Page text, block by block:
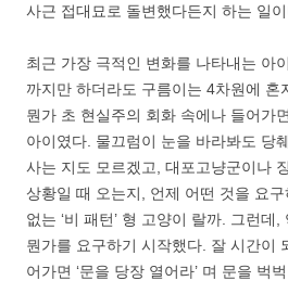
사근 접대묘로 돌변했다든지 하는 일이
최근 가장 극적인 변화를 나타내는 아
까지만 하더라도 구름이는 4차원에 혼
뭔가 초 현실주의 회화 속에나 들어가
아이였다. 물끄럼이 눈을 바라봐도 당
사는 지도 모르겠고, 대포고냥군이나
상황일 때 오는지, 언제 어떤 것을 요
없는 ‘비 패턴’ 형 고양이 랄까. 그런데
뭔가를 요구하기 시작했다. 잘 시간이
어가면 ‘문을 당장 열어라’ 며 문을 벅